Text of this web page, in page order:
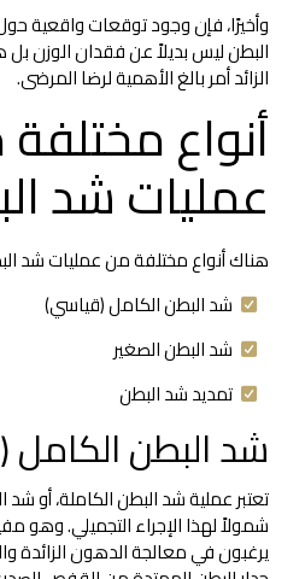
وأخيرًا، فإن وجود توقعات واقعية
البطن ليس بديلاً عن فقدان الوزن بل
الزائد أمر بالغ الأهمية لرضا المرضى.
أنواع
عمليات شد
هناك أنواع مختلفة من عمليات شد
شد البطن الكامل (قياسي)
شد البطن الصغير
تمديد شد البطن
شد البطن
تعتبر عملية شد البطن الكاملة، أو شد
شمولاً لهذا الإجراء التجميلي. وهو
يرغبون في معالجة الدهون الزائدة